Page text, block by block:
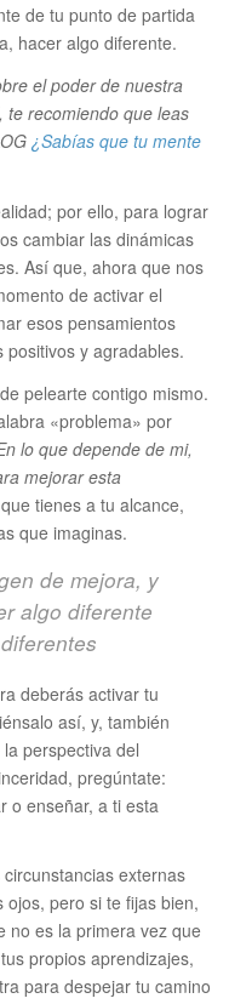
de tu punto de partida
hacer algo diferente.
el poder de nuestra
recomiendo que leas
¿Sabías que tu mente
por ello, para lograr
cambiar las dinámicas
Así que, ahora que nos
de activar el
esos pensamientos
y agradables.
pelearte contigo mismo.
«problema» por
lo que depende de mi,
mejorar esta
tienes a tu alcance,
que imaginas.
de mejora, y
algo diferente
deberás activar tu
así, y, también
perspectiva del
pregúntate:
o enseñar, a ti esta
externas
pero si te fijas bien,
no es la primera vez que
propios aprendizajes,
para despejar tu camino